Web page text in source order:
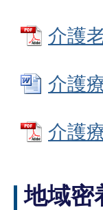
介護
介護
介護
地域密